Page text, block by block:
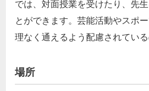
では、対面授業を受けたり、先
とができます。芸能活動やスポ
理なく通えるよう配慮されている
場所